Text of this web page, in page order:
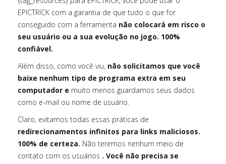
EPICTRICK com a garantia de que tudo o que for
conseguido com a ferramenta não colocará em risco o
seu usuário ou a sua evolução no jogo. 100%
confiável.
Além disso, como você viu, não solicitamos que você
baixe nenhum tipo de programa extra em seu
computador e muito menos guardamos seus dados
como e-mail ou nome de usuário.
Claro, evitamos todas essas práticas de
redirecionamentos infinitos para links maliciosos.
100% de certeza. Não teremos nenhum meio de
contato com os usuários . Você não precisa se